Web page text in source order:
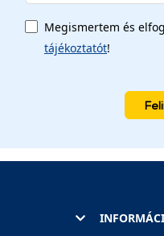
Megismertem és
tájékoztatót!